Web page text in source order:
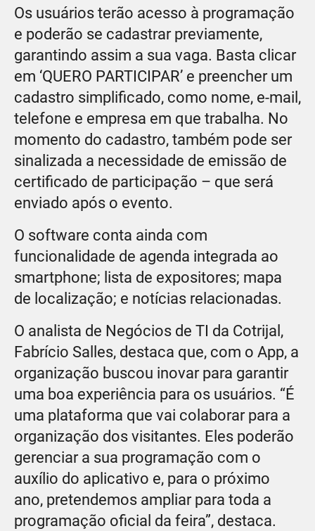
Os usuários terão acesso à programação
e poderão se cadastrar previamente,
garantindo assim a sua vaga. Basta clicar
em ‘QUERO PARTICIPAR’ e preencher um
cadastro simplificado, como nome, e-mail,
telefone e empresa em que trabalha. No
momento do cadastro, também pode ser
sinalizada a necessidade de emissão de
certificado de participação – que será
enviado após o evento.
O software conta ainda com
funcionalidade de agenda integrada ao
smartphone; lista de expositores; mapa
de localização; e notícias relacionadas.
O analista de Negócios de TI da Cotrijal,
Fabrício Salles, destaca que, com o App, a
organização buscou inovar para garantir
uma boa experiência para os usuários. “É
uma plataforma que vai colaborar para a
organização dos visitantes. Eles poderão
gerenciar a sua programação com o
auxílio do aplicativo e, para o próximo
ano, pretendemos ampliar para toda a
programação oficial da feira”, destaca.